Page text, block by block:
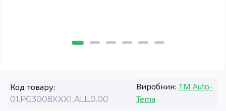
Код товару:
01.PG3008XXX1.ALL.0.00
Виробник: TM Auto-
Tema